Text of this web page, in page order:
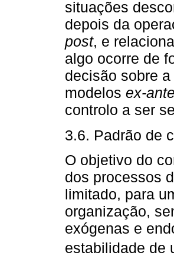
situações
depois da
post, e
algo ocorre de
decisão sobre
modelos ex-ante
controlo a ser
3.6. Padrão de
O objetivo do
dos processos
limitado, para
organização,
exógenas e
estabilidade de